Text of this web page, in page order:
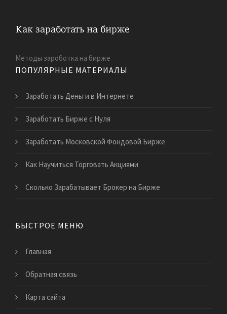
Методы зароботка на бирже
ПОПУЛЯРНЫЕ МАТЕРИАЛЫ
Заработать Деньги в Интернете
Заработать Бирже с Нуля
Заработать Московской Фондовой Бирже
Как Научиться Торговать Акциями
Сколько Зарабатывает Брокер на Бирже
БЫСТРОЕ МЕНЮ
Главная
Обратная связь
Карта сайта